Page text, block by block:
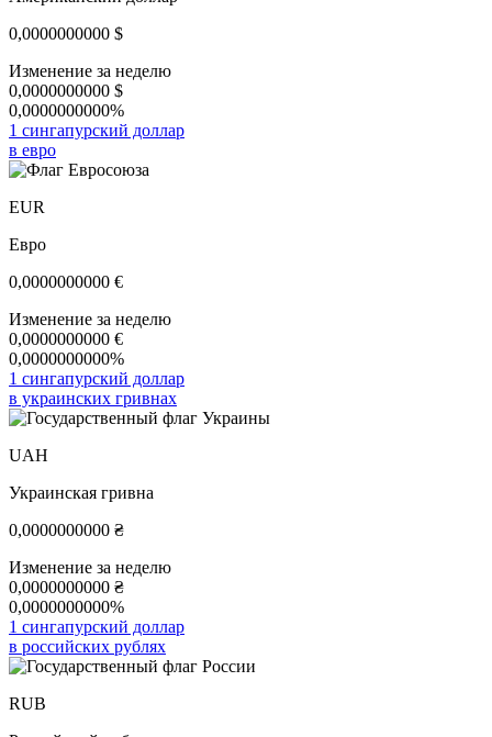
0,0000000000 $
Изменение за неделю
0,0000000000 $
0,0000000000%
1 сингапурский доллар
в евро
EUR
Евро
0,0000000000 €
Изменение за неделю
0,0000000000 €
0,0000000000%
1 сингапурский доллар
в украинских гривнах
UAH
Украинская гривна
0,0000000000 ₴
Изменение за неделю
0,0000000000 ₴
0,0000000000%
1 сингапурский доллар
в российских рублях
RUB